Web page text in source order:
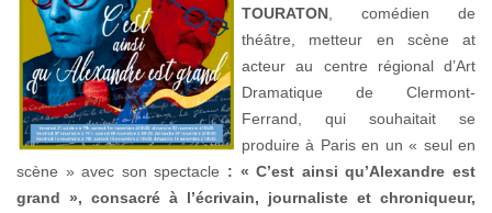
TOURATON , comédien de
théâtre, metteur en scène at
acteur au centre régional d’Art
Dramatique de Clermont-
Ferrand, qui souhaitait se
produire à Paris en un « seul en
scène » avec son spectacle : « C’est ainsi qu’Alexandre est
grand », consacré à l’écrivain, journaliste et chroniqueur,